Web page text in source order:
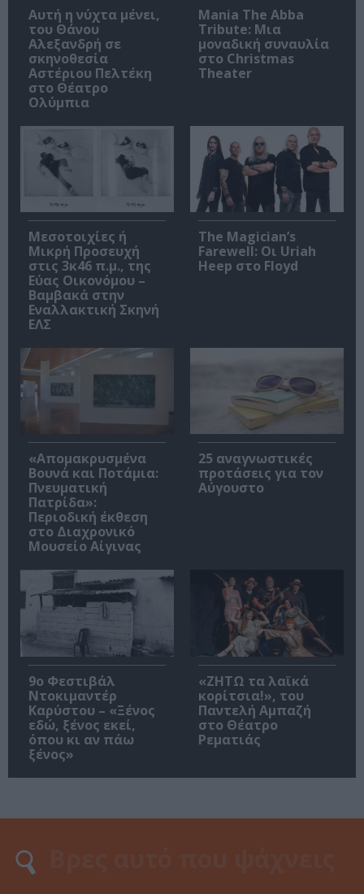
Αυτή η νύχτα μένει,
του Θάνου
Αλεξανδρή σε
σκηνοθεσία
Αστέριου Πελτέκη
στο Θέατρο
Ολύμπια
Mania The Abba
Tribute: Μια
μοναδική συναυλία
στο Christmas
Theater
Μεσοτοιχίες ή
Μικρή Προσευχή
στις 3κ46 π.μ., της
Εύας Οικονόμου –
Βαμβακά στην
Εναλλακτική Σκηνή
ΕΛΣ
The Magician’s
Farewell: Οι Uriah
Heep στο Floyd
«Απομακρυσμένα
Βουνά και Ποτάμια:
Πνευματική
Πατρίδα»:
Περιοδική έκθεση
στο Διαχρονικό
Μουσείο Αίγινας
25 αναγνωστικές
προτάσεις για τον
Αύγουστο
9ο Φεστιβάλ
Ντοκιμαντέρ
Καρύστου – «Ξένος
εδώ, ξένος εκεί,
όπου κι αν πάω
ξένος»
«ΖΗΤΩ τα λαϊκά
κορίτσια!», του
Παντελή Αμπαζή
στο Θέατρο
Ρεματιάς